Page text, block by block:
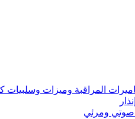
المراقبة وميزات
صوتي ومرئي